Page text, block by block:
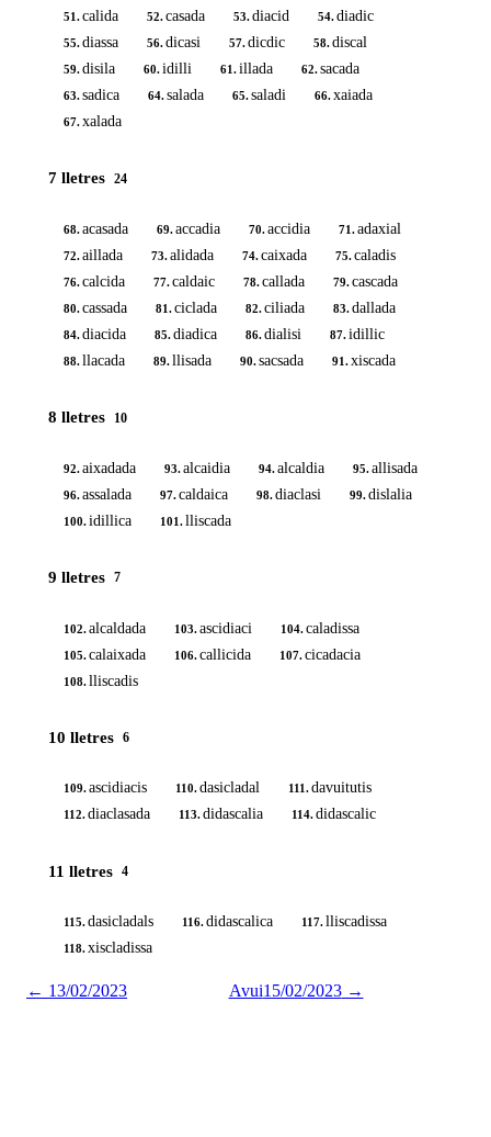
51.calida 52.casada 53.diacid 54.diadic
55.diassa 56.dicasi 57.dicdic 58.discal
59.disila 60.idilli 61.illada 62.sacada
63.sadica 64.salada 65.saladi 66.xaiada
67.xalada
7 lletres 24
68.acasada 69.accadia 70.accidia 71.adaxial
72.aillada 73.alidada 74.caixada 75.caladis
76.calcida 77.caldaic 78.callada 79.cascada
80.cassada 81.ciclada 82.ciliada 83.dallada
84.diacida 85.diadica 86.dialisi 87.idillic
88.llacada 89.llisada 90.sacsada 91.xiscada
8 lletres 10
92.aixadada 93.alcaidia 94.alcaldia 95.allisada
96.assalada 97.caldaica 98.diaclasi 99.dislalia
100.idillica 101.lliscada
9 lletres 7
102.alcaldada 103.ascidiaci 104.caladissa
105.calaixada 106.callicida 107.cicadacia
108.lliscadis
10 lletres 6
109.ascidiacis 110.dasicladal 111.davuitutis
112.diaclasada 113.didascalia 114.didascalic
11 lletres 4
115.dasicladals 116.didascalica 117.lliscadissa
118.xiscladissa
← 13/02/2023 Avui15/02/2023→